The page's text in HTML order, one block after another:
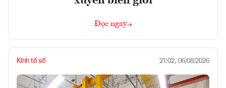
Đọc ngay
Kinh tế số 21:02, 06/08/2026